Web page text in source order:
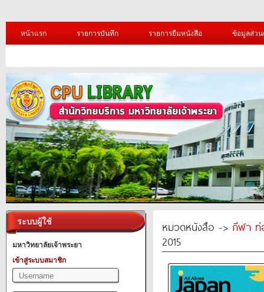
หน้าแรก รายการบันทึก รายการยืมหนังสือ ข้อมูลส่ว
ระบบผู้ใช้
มหาวิทยาลัยเจ้าพระยา
เข้าสู่ระบบสมาชิก
หมวดหนังสือ -> กีฬา ท่
2015